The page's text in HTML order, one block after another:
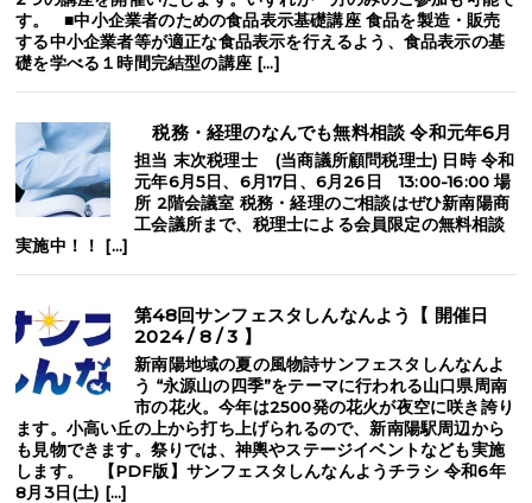
す。 ■中小企業者のための食品表示基礎講座 食品を製造・販売
する中小企業者等が適正な食品表示を行えるよう、食品表示の基
礎を学べる１時間完結型の講座 […]
税務・経理のなんでも無料相談 令和元年6月
担当 末次税理士 (当商議所顧問税理士) 日時 令和
元年6月5日、6月17日、6月26日 13:00-16:00 場
所 2階会議室 税務・経理のご相談はぜひ新南陽商
工会議所まで、税理士による会員限定の無料相談
実施中！！ […]
第48回サンフェスタしんなんよう【 開催日
2024 / 8 / 3 】
新南陽地域の夏の風物詩サンフェスタしんなんよ
う “永源山の四季”をテーマに行われる山口県周南
市の花火。今年は2500発の花火が夜空に咲き誇り
ます。小高い丘の上から打ち上げられるので、新南陽駅周辺から
も見物できます。祭りでは、神輿やステージイベントなども実施
します。 【PDF版】サンフェスタしんなんようチラシ 令和6年
8月3日(土) […]